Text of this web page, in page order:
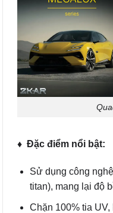
♦ Đặc điểm nổi bật:
Sử dụng công
titan), mang lại độ
Chặn 100% tia